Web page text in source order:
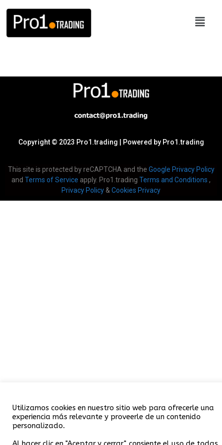
Copyright © 2023 Pro1.trading | Powered by Pro1.trading
This site is protected by reCAPTCHA and the Google Privacy Policy
and Terms of Service apply. Pro1.trading Terms and Conditions ,
Privacy Policy &Cookies Privacy
Utilizamos cookies en nuestro sitio web para ofrecerle una
experiencia más relevante y proveerle de un contenido
personalizado.